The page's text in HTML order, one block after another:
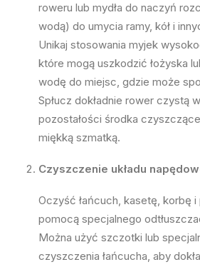
roweru lub mydła do naczyń
wodą) do umycia ramy, kół i
Unikaj stosowania myjek
które mogą uszkodzić łożyska
wodę do miejsc, gdzie może
Spłucz dokładnie rower czystą
pozostałości środka
miękką szmatką.
Czyszczenie układu
Oczyść łańcuch, kasetę, korbę i
pomocą specjalnego
Można użyć szczotki lub
czyszczenia łańcucha, aby